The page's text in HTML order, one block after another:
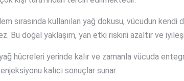
sırasında kullanılan yağ dokusu, vücudun
Bu doğal yaklaşım, yan etki riskini azaltır ve
hücreleri yerinde kalır ve zamanla vücuda
kalıcı sonuçlar sunar.